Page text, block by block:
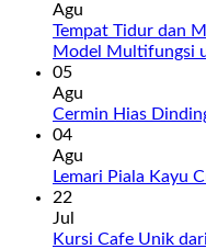
Agu
Tempat Tidur dan
Model Multifungsi
05
Agu
Cermin Hias
04
Agu
Lemari Piala Kayu
22
Jul
Kursi Cafe Unik